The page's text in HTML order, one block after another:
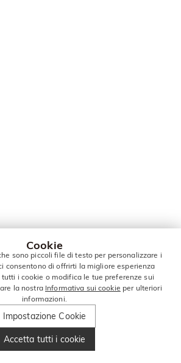
Cookie
sono piccoli file di testo per personalizzare i
consentono di offrirti la migliore esperienza
i cookie o modifica le tue preferenze sui
la nostra Informativa sui cookie per ulteriori
informazioni.
Impostazione Cookie
Accetta tutti i cookie